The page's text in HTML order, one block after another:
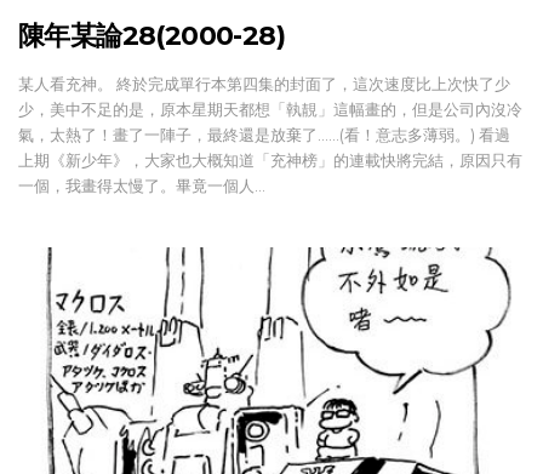
陳年某論28(2000-28)
某人看充神。 終於完成單行本第四集的封面了，這次速度比上次快了少
少，美中不足的是，原本星期天都想「執靚」這幅畫的，但是公司內沒冷
氣，太熱了！畫了一陣子，最終還是放棄了……(看！意志多薄弱。) 看過
上期《新少年》，大家也大概知道「充神榜」的連載快將完結，原因只有
一個，我畫得太慢了。畢竟一個人…